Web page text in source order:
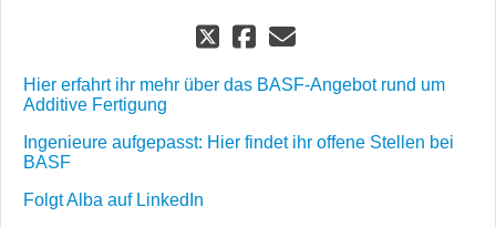
Hier erfahrt ihr mehr über das BASF-Angebot rund um
Additive Fertigung
Ingenieure aufgepasst: Hier findet ihr offene Stellen bei
BASF
Folgt Alba auf LinkedIn